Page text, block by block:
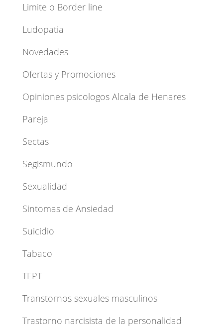
Limite o Border line
Ludopatia
Novedades
Ofertas y Promociones
Opiniones psicologos Alcala de Henares
Pareja
Sectas
Segismundo
Sexualidad
Sintomas de Ansiedad
Suicidio
Tabaco
TEPT
Transtornos sexuales masculinos
Trastorno narcisista de la personalidad